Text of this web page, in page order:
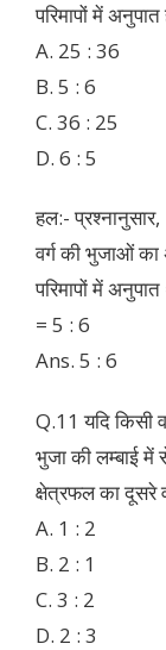
परिमापों में अनुपात
A. 25 : 36
B. 5 : 6
C. 36 : 25
D. 6 : 5
हल:- प्रश्नानुसार,
वर्ग की भुजाओं
परिमापों में
= 5 : 6
Ans. 5 : 6
Q.11 यदि किसी
भुजा की लम्बाई में
क्षेत्रफल का दूसरे
A. 1 : 2
B. 2 : 1
C. 3 : 2
D. 2 : 3